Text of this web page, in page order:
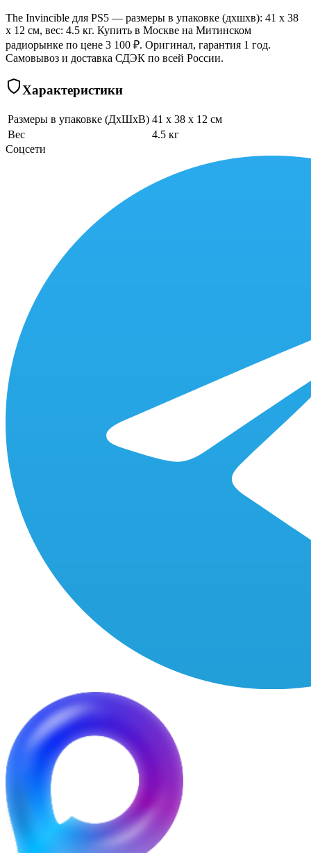
The Invincible для PS5 — размеры в упаковке (дхшхв): 41 x 38
x 12 см, вес: 4.5 кг. Купить в Москве на Митинском
радиорынке по цене 3 100 ₽. Оригинал, гарантия 1 год.
Самовывоз и доставка СДЭК по всей России.
Характеристики
Размеры в упаковке (ДхШхВ) 41 x 38 x 12 см
Вес
4.5 кг
Соцсети